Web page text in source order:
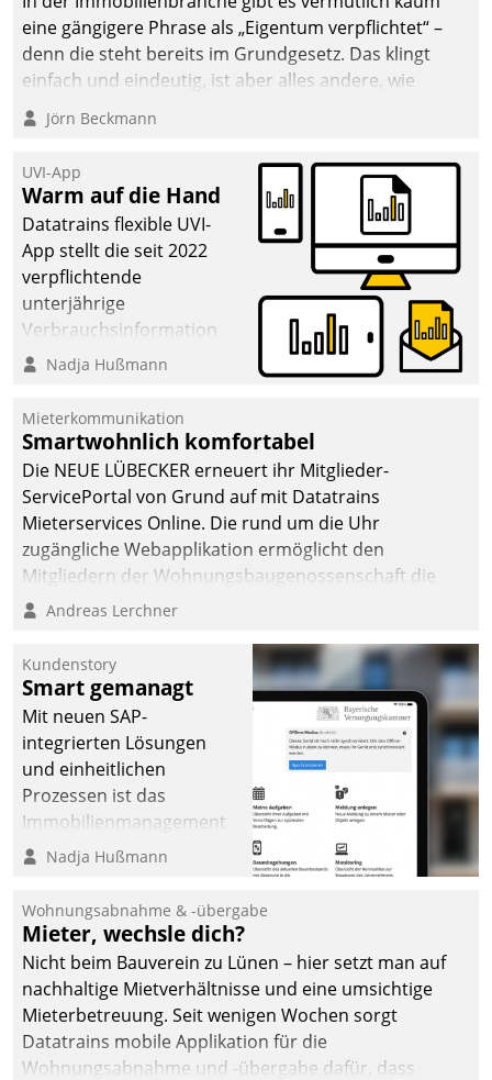
eine gängigere Phrase als „Eigentum verpflichtet“ –
denn die steht bereits im Grundgesetz. Das klingt
einfach und eindeutig, ist aber alles andere, wie
Branchenbeschäftigte wissen. Denn mit der
Verantwortung folgen Verpflichtungen.
Jörn Beckmann
UVI-App
Warm auf die Hand
Datatrains flexible UVI-
App stellt die seit 2022
verpflichtende
unterjährige
Verbrauchsinformation
schnell, zuverlässig und
Die monatlichen
Mitteilungen zum
Heizungs- und
Wasserverbrauch gehen
automatisiert, vollständig
und auf Wunsch über
mehrere zuvor
Kommunikationswege bei
Nadja Hußmann
Mieterkommunikation
Smartwohnlich komfortabel
Die NEUE LÜBECKER erneuert ihr Mitglieder-
ServicePortal von Grund auf mit Datatrains
Mieterservices Online. Die rund um die Uhr
zugängliche Webapplikation ermöglicht den
Mitgliedern der Wohnungs­bau­genossenschaft die
Kontaktaufnahme per Smartphone, Tablet oder PC.
Andreas Lerchner
Kundenstory
Smart gemanagt
Mit neuen SAP-
integrierten Lösungen
und einheitlichen
Prozessen ist das
Immobilienmanagement
der Bayerischen
Ressort Kapitalanlage für
künftige Aufgaben und
Herausforderungen
gerüstet.
Nadja Hußmann
Wohnungsabnahme & -übergabe
Mieter, wechsle dich?
Nicht beim Bauverein zu Lünen – hier setzt man auf
nachhaltige Mietverhältnisse und eine umsichtige
Mieterbetreuung. Seit wenigen Wochen sorgt
Datatrains mobile Applikation für die
Wohnungsabnahme und -übergabe dafür, dass